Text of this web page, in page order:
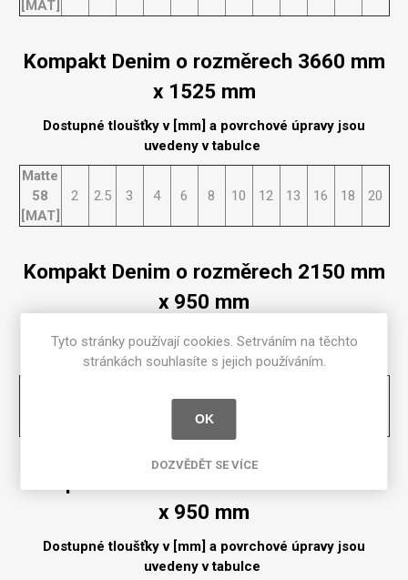
[MAT]
Kompakt Denim o rozměrech 3660 mm
x 1525 mm
Dostupné tloušťky v [mm] a povrchové úpravy jsou
uvedeny v tabulce
Matte
58
[MAT]
2 2.5 3 4 6 8 10 12 13 16 18 20
Kompakt Denim o rozměrech 2150 mm
x 950 mm
Dostupné tloušťky v [mm] a povrchové úpravy jsou
uvedeny v tabulce
10
x 950 mm
Dostupné tloušťky v [mm] a povrchové úpravy jsou
uvedeny v tabulce
Tyto stránky používají cookies. Setrváním na těchto
stránkách souhlasíte s jejich používáním.
OK
DOZVĚDĚT SE VÍCE